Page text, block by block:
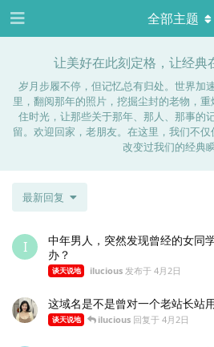
让美好在此刻定格，让经典
岁月步履不停，但记忆总有归处。世界加
里，翻阅那年的照片，挖掘尘封的老物，
住时光，让那些关于那年、那人、那事的
留。欢迎回家，老朋友。在这里，我们不
改变过我们的经典瞬
全部主题
最新回复
I
中年男人，突然发现曾经的女同
办？
谈天说地 ilucious 发布于4月2日
这域名是不是曾对一个老站长站
谈天说地 ilucious 回复于4月2日